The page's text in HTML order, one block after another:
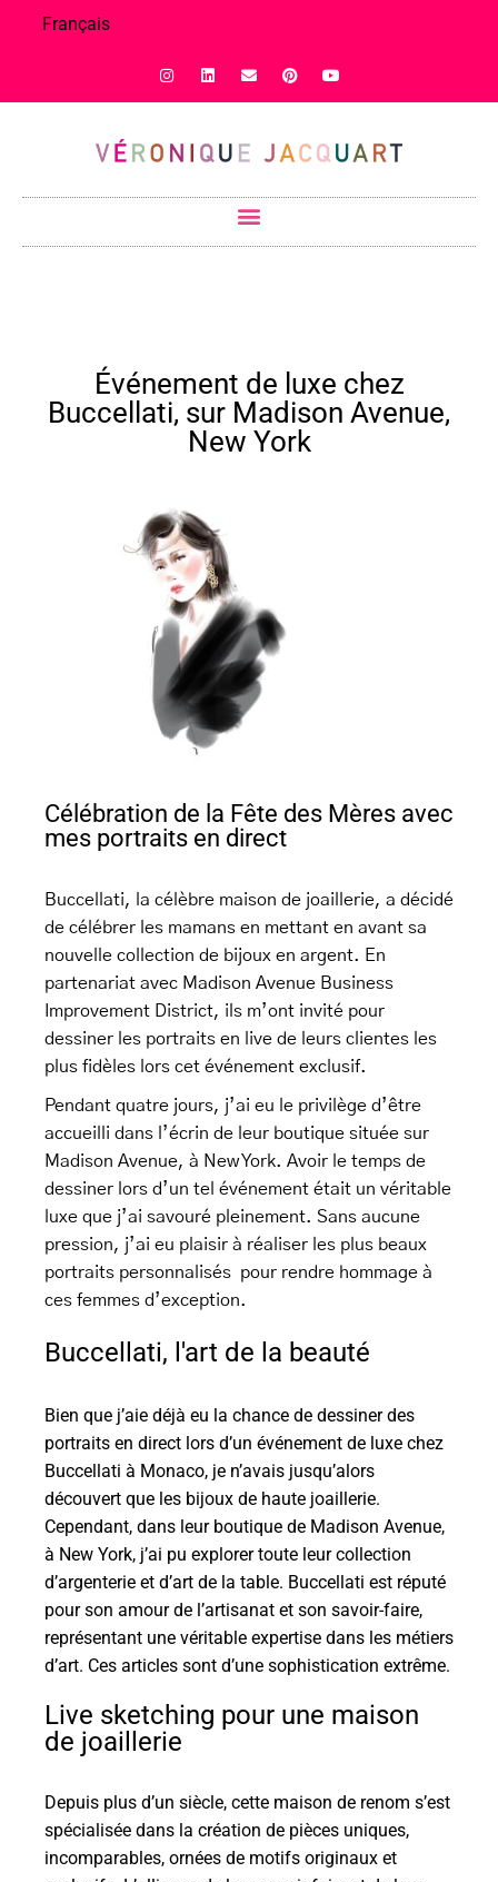
Français
Événement de luxe chez
Buccellati, sur Madison Avenue,
New York
Célébration de la Fête des Mères avec
mes portraits en direct
Buccellati, la célèbre maison de joaillerie, a décidé
de célébrer les mamans en mettant en avant sa
nouvelle collection de bijoux en argent. En
partenariat avec Madison Avenue Business
Improvement District, ils m’ont invité pour
dessiner les portraits en live de leurs clientes les
plus fidèles lors cet événement exclusif.
Pendant quatre jours, j’ai eu le privilège d’être
accueilli dans l’écrin de leur boutique située sur
Madison Avenue, à New York. Avoir le temps de
dessiner lors d’un tel événement était un véritable
luxe que j’ai savouré pleinement. Sans aucune
pression, j’ai eu plaisir à réaliser les plus beaux
portraits personnalisés pour rendre hommage à
ces femmes d’exception.
Buccellati, l'art de la beauté
Bien que j’aie déjà eu la chance de dessiner des
portraits en direct lors d’un événement de luxe chez
Buccellati à Monaco, je n’avais jusqu’alors
découvert que les bijoux de haute joaillerie.
Cependant, dans leur boutique de Madison Avenue,
à New York, j’ai pu explorer toute leur collection
d’argenterie et d’art de la table. Buccellati est réputé
pour son amour de l’artisanat et son savoir-faire,
représentant une véritable expertise dans les métiers
d’art. Ces articles sont d’une sophistication extrême.
Live sketching pour une maison
de joaillerie
Depuis plus d’un siècle, cette maison de renom s’est
spécialisée dans la création de pièces uniques,
incomparables, ornées de motifs originaux et